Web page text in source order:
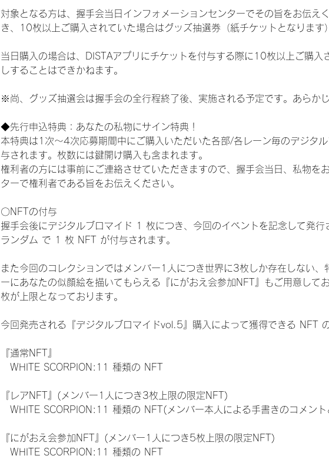
対象となる方は、握手会当日インフォメーションセンターでその旨をお伝え
き、10枚以上ご購入されていた場合はグッズ抽選券（紙チケットとなります
当日購入の場合は、DISTAアプリにチケットを付与する際に10枚以上ご購入
しすることはできかねます。
※尚、グッズ抽選会は握手会の全行程終了後、実施される予定です。あらかじ
◆先行申込特典：あなたの私物にサイン特典！
本特典は1次〜4次応募期間中にご購入いただいた各部/各レーン毎のデジタ
与されます。枚数には鍵開け購入も含まれます。
権利者の方には事前にご連絡させていただきますので、握手会当日、私物を
ターで権利者である旨をお伝えください。
〇NFTの付与
握手会後にデジタルブロマイド 1 枚につき、今回のイベントを記念して発行
ランダム で 1 枚 NFT が付与されます。
また今回のコレクションではメンバー1人につき世界に3枚しか存在しない
ーにあなたの似顔絵を描いてもらえる『にがおえ会参加NFT』もご用意して
枚が上限となっております。
今回発売される『デジタルブロマイドvol.5』購入によって獲得できる NFT
『通常NFT』
WHITE SCORPION:11 種類の NFT
『レアNFT』(メンバー1人につき3枚上限の限定NFT)
WHITE SCORPION:11 種類の NFT(メンバー本人による手書きのコメント
『にがおえ会参加NFT』(メンバー1人につき5枚上限の限定NFT)
WHITE SCORPION:11 種類の NFT